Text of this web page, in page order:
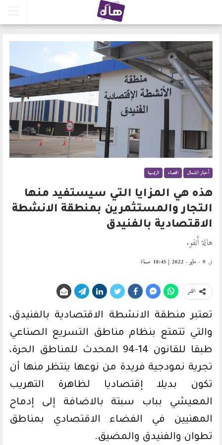
أخبار الشمال اقتصاد الرئيسية
هذه هي المزايا التي سيستفيد منها
التجار والمستثمرين بمنطقة الانشطة
الاقتصادية بالفنيدق
هالة أنفو.
في 9 - مايو - 2022 | 18:45 مساءً
انشر
تعتبر منطقة الانشطة الاقتصادية بالفنيدق،
والتي تتمتع بنظام مناطق التسريع الصناعي
طبقا للقانون 14-94 المحدث للمناطق الحرة،
تجرية نمودجية فريدة من نوعها ينتظر منها أن
تكون بديلا إقتصاديا لظاهرة التهريب
المعيشي بباب سبتة بالاضافة إلى إدماح
المهنيين في الفضاء الاقتصادي بمناطق
تطوان والفنيدق والمضيق.